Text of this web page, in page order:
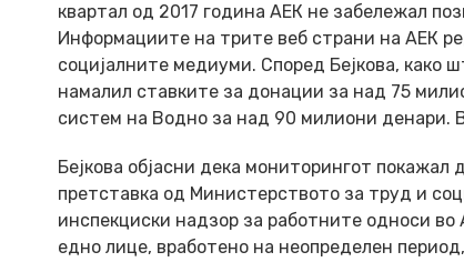
квартал од 2017 година АЕК не забележал
Информациите на трите веб страни на АЕК
социјалните медиуми. Според Бејкова, како
намалил ставките за донации за над 75
систем на Водно за над 90 милиони денари.
Бејкова објасни дека мониторингот
претставка од Министерството за труд и
инспекциски надзор за работните односи
едно лице, вработено на неопределен